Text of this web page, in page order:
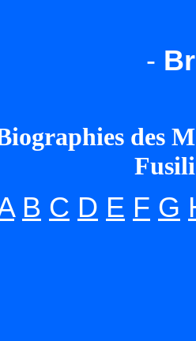
-
des
B C D E F G